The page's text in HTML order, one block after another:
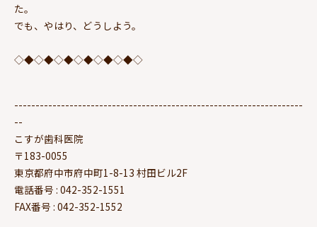
た。
でも、やはり、どうしよう。
◇◆◇◆◇◆◇◆◇◆◇◆◇
--------------------------------------------------------------------
--
こすが歯科医院
〒183-0055
東京都府中市府中町1-8-13 村田ビル2F
電話番号 : 042-352-1551
FAX番号 : 042-352-1552